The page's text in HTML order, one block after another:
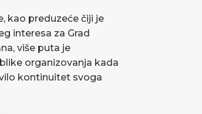
kao preduzeće čiji je
interesa za Grad
više puta je
organizovanja kada
kontinuitet svoga